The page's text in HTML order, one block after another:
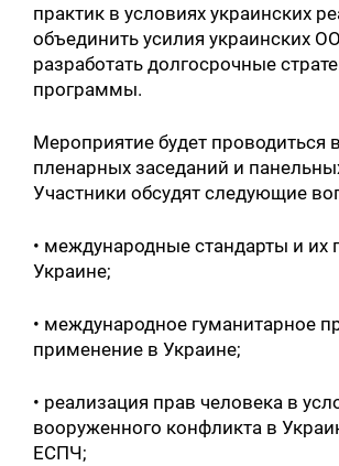
практик в условиях украинских
объединить усилия украинских
разработать долгосрочные
программы.
Мероприятие будет проводиться
пленарных заседаний и
Участники обсудят следующие
• международные стандарты и их
Украине;
• международное гуманитарное
применение в Украине;
• реализация прав человека в
вооруженного конфликта в
ЕСПЧ;